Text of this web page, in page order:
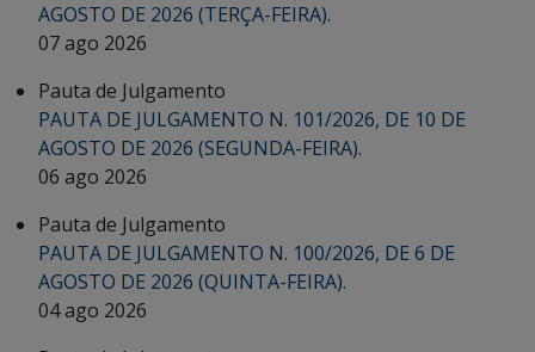
AGOSTO DE 2026 (TERÇA-FEIRA).
07 ago 2026
Pauta de Julgamento
PAUTA DE JULGAMENTO N. 101/2026, DE 10 DE
AGOSTO DE 2026 (SEGUNDA-FEIRA).
06 ago 2026
Pauta de Julgamento
PAUTA DE JULGAMENTO N. 100/2026, DE 6 DE
AGOSTO DE 2026 (QUINTA-FEIRA).
04 ago 2026